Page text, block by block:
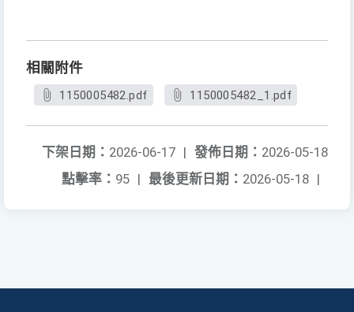
相關附件
1150005482.pdf 1150005482_1.pdf
發佈日期： 2026-05-18
下架日期： 2026-06-17 |
最後更新日期： 2026-05-18 |
點擊率： 95 |